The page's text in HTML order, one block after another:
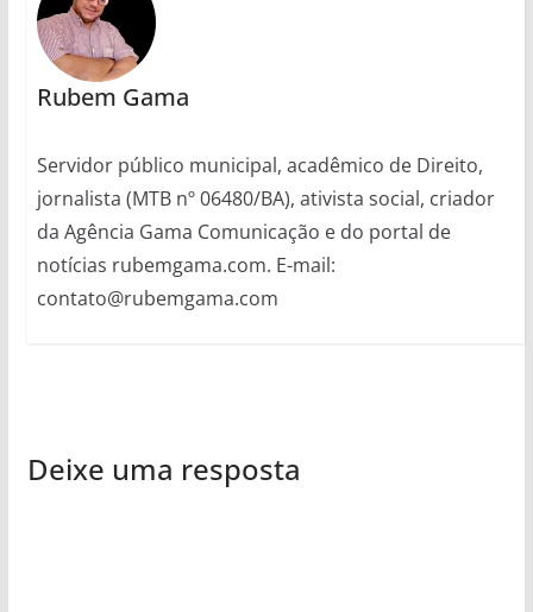
Rubem Gama
Servidor público municipal, acadêmico de Direito,
jornalista (MTB nº 06480/BA), ativista social, criador
da Agência Gama Comunicação e do portal de
notícias rubemgama.com. E-mail:
contato@rubemgama.com
Deixe uma resposta